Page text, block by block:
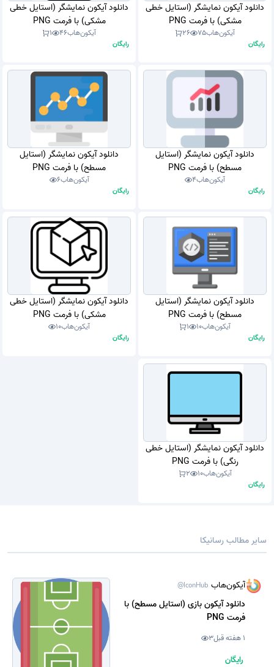
دانلود آیکون نمایشگر (استایل خطی
مشکی) با فرمت PNG
آیکون‌هاب75
26
رایگان
دانلود آیکون نمایشگر (استایل خطی
مشکی) با فرمت PNG
آیکون‌هاب46
1
رایگان
دانلود آیکون نمایشگر (استایل
مسطح) با فرمت PNG
آیکون‌هاب4
رایگان
دانلود آیکون نمایشگر (استایل
مسطح) با فرمت PNG
آیکون‌هاب6
رایگان
دانلود آیکون نمایشگر (استایل
مسطح) با فرمت PNG
آیکون‌هاب10
1
رایگان
دانلود آیکون نمایشگر (استایل خطی
مشکی) با فرمت PNG
آیکون‌هاب10
رایگان
دانلود آیکون نمایشگر (استایل خطی
رنگی) با فرمت PNG
آیکون‌هاب10
2
رایگان
سایر مطالب رسانیکا
آیکون‌هاب @IconHub
دانلود آیکون بازی (استایل مسطح) با
فرمت PNG
1 هفته قبل 3
رایگان